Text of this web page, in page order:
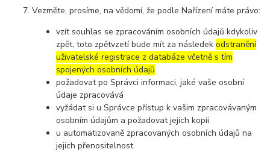
Vezměte, prosíme, na vědomí, že podle Nařízení máte právo:
vzít souhlas se zpracováním osobních údajů kdykoliv
zpět, toto zpětvzetí bude mít za následekodstranění
uživatelské registrace z databáze včetně s tím
spojených osobních údajů
požadovat po Správci informaci, jaké vaše osobní
údaje zpracovává
vyžádat si u Správce přístup k vašim zpracovávaným
osobním údajům a požadovat jejich kopii
u automatizovaně zpracovaných osobních údajů na
jejich přenositelnost